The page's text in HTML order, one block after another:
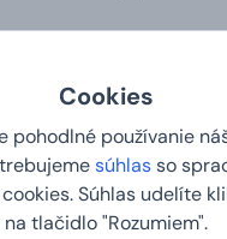
Cookies
pohodlné používanie
súhlasso
Súhlas udelíte
na tlačidlo "Rozumiem".
do elegantnej